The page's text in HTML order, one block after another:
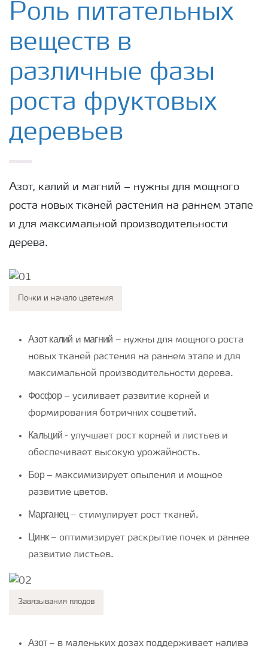
Культуры
Инструменты и сервисы
Хранение удобрений и их безопасность
Роль питательных
веществ в
различные фазы
роста фруктовых
деревьев
Азот, калий и магний – нужны для мощного
роста новых тканей растения на раннем этапе
и для максимальной производительности
дерева.
Почки и начало цветения
Азот калий и магний – нужны для мощного роста
новых тканей растения на раннем этапе и для
максимальной производительности дерева.
Фосфор– усиливает развитие корней и
формирования ботричних соцветий.
Кальций - улучшает рост корней и листьев и
обеспечивает высокую урожайность.
Бор– максимизирует опыления и мощное
развитие цветов.
Марганец– стимулирует рост тканей.
Цинк– оптимизирует раскрытие почек и раннее
развитие листьев.
Завязывания плодов
Азот– в маленьких дозах поддерживает налива